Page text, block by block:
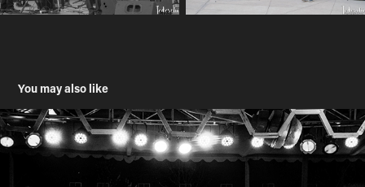
You may also like